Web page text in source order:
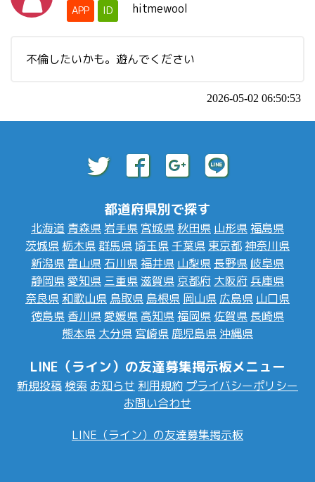
APP ID hitmewool
不倫したいかも。遊んでください
2026-05-02 06:50:53
都道府県別で探す
北海道 青森県 岩手県 宮城県 秋田県 山形県福島県
茨城県 栃木県群馬県埼玉県 千葉県 東京都神奈川県
新潟県 富山県 石川県福井県 山梨県 長野県 岐阜県
静岡県愛知県 三重県滋賀県 京都府 大阪府 兵庫県
奈良県 和歌山県 鳥取県 島根県 岡山県 広島県 山口県
徳島県 香川県愛媛県 高知県福岡県 佐賀県 長崎県
熊本県 大分県 宮崎県 鹿児島県 沖縄県
LINE（ライン）の友達募集掲示板メニュー
新規投稿 検索 お知らせ 利用規約 プライバシーポリシー
お問い合わせ
LINE（ライン）の友達募集掲示板